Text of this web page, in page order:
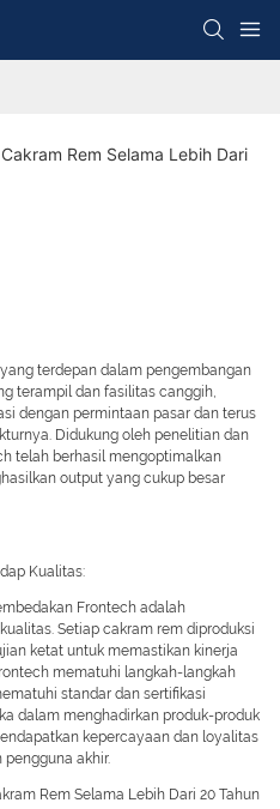
Rem Selama Lebih Dari
terdepan dalam pengembangan
terampil dan fasilitas canggih,
dengan permintaan pasar dan terus
Didukung oleh penelitian dan
telah berhasil mengoptimalkan
output yang cukup besar
Kualitas:
Frontech adalah
Setiap cakram rem diproduksi
ketat untuk memastikan kinerja
mematuhi langkah-langkah
standar dan sertifikasi
dalam menghadirkan produk-produk
kepercayaan dan loyalitas
akhir.